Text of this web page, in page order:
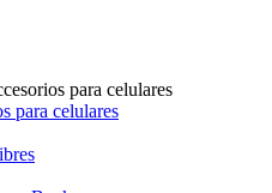
para celulares
para celulares